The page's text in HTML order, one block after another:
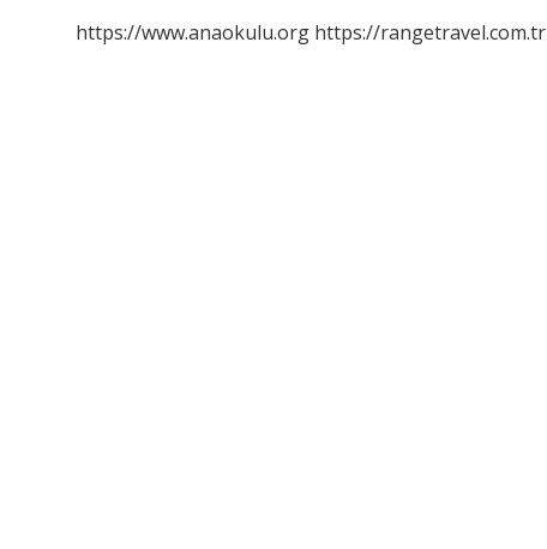
https://www.anaokulu.org https://rangetravel.com.tr